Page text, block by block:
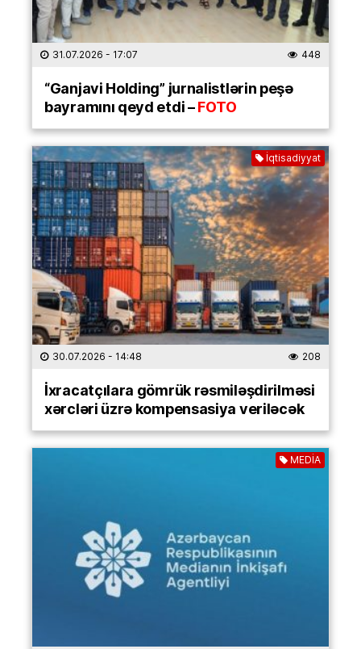
31.07.2026 - 17:07 448
“Ganjavi Holding” jurnalistlərin peşə
bayramını qeyd etdi –FOTO
İqtisadiyyat
30.07.2026 - 14:48 208
İxracatçılara gömrük rəsmiləşdirilməsi
xərcləri üzrə kompensasiya veriləcək
MEDİA